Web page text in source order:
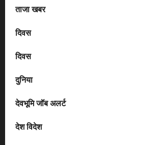
ताजा खबर
दिवस
दिवस
दुनिया
देवभूमि जॉब अलर्ट
देश विदेश